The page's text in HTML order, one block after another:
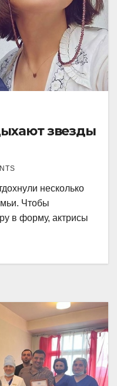
звезды
несколько
Чтобы
в форму, актрисы